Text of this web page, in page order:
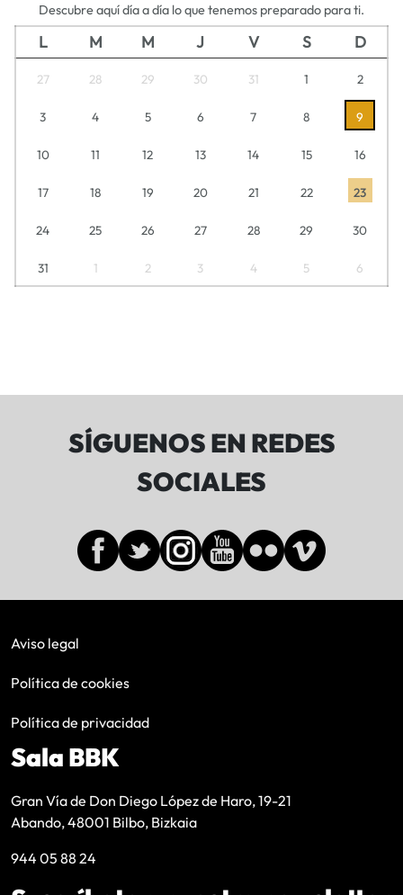
Descubre aquí día a día lo que tenemos preparado para ti.
L M M J V S D
27 28 29 30 31 1 2
3 4 5 6 7 8 9
10 11 12 13 14 15 16
17 18 19 20 21 22 23
24 25 26 27 28 29 30
31 1 2 3 4 5 6
SÍGUENOS EN REDES
SOCIALES
Aviso legal
Política de cookies
Política de privacidad
Sala BBK
Gran Vía de Don Diego López de Haro, 19-21
Abando, 48001 Bilbo, Bizkaia
944 05 88 24